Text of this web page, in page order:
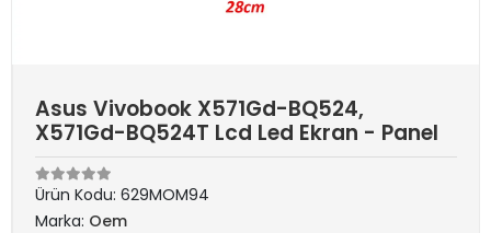
Asus Vivobook X571Gd-BQ524,
X571Gd-BQ524T Lcd Led Ekran - Panel
Ürün Kodu: 629MOM94
Marka: Oem